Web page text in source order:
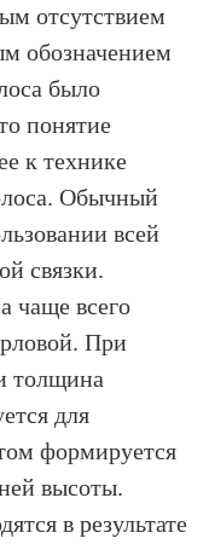
отсутствием
обозначением
было
понятие
к технике
Обычный
всей
связки.
чаще всего
При
толщина
для
формируется
высоты.
в результате